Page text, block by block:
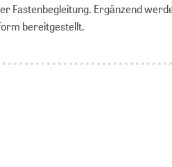
Fastenbegleitung. Ergänzend
bereitgestellt.